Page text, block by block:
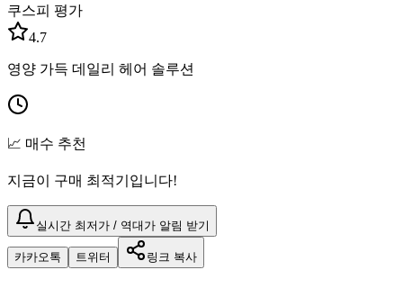
쿠스피 평가
4.7
영양 가득 데일리 헤어 솔루션
📈 매수 추천
지금이 구매 최적기입니다!
실시간 최저가 / 역대가 알림 받기
카카오톡 트위터 링크 복사